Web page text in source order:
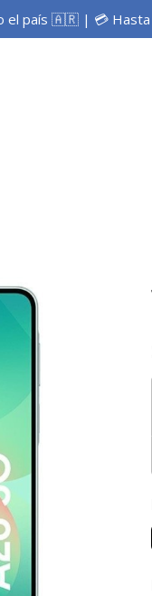
el país 🇦🇷 | 💳 Hasta